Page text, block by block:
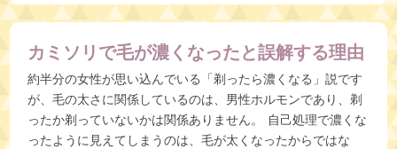
カミソリで毛が濃くなったと誤解する理由
約半分の女性が思い込んでいる「剃ったら濃くなる」説です
が、毛の太さに関係しているのは、男性ホルモンであり、剃
ったか剃っていないかは関係ありません。 自己処理で濃くな
ったように見えてしまうのは、毛が太くなったからではな